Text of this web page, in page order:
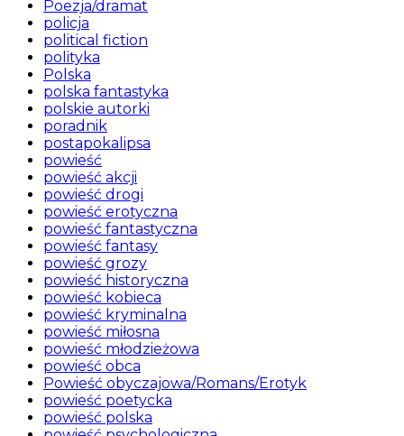
Poezja/dramat
policja
political fiction
polityka
Polska
polska fantastyka
polskie autorki
poradnik
postapokalipsa
powieść
powieść akcji
powieść drogi
powieść erotyczna
powieść fantastyczna
powieść fantasy
powieść grozy
powieść historyczna
powieść kobieca
powieść kryminalna
powieść miłosna
powieść młodzieżowa
powieść obca
Powieść obyczajowa/Romans/Erotyk
powieść poetycka
powieść polska